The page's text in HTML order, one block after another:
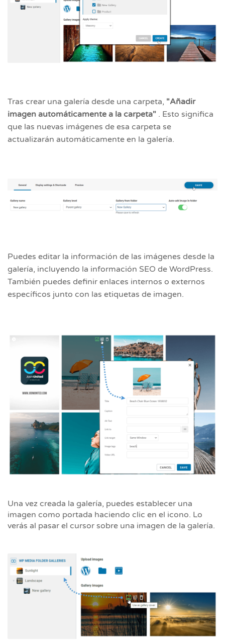
Tras crear una galería desde una carpeta, "Añadir
imagen automáticamente a la carpeta" . Esto significa
que las nuevas imágenes de esa carpeta se
actualizarán automáticamente en la galería.
Puedes editar la información de las imágenes desde la
galería, incluyendo la información SEO de WordPress.
También puedes definir enlaces internos o externos
específicos junto con las etiquetas de imagen.
Una vez creada la galería, puedes establecer una
imagen como portada haciendo clic en el icono. Lo
verás al pasar el cursor sobre una imagen de la galería.